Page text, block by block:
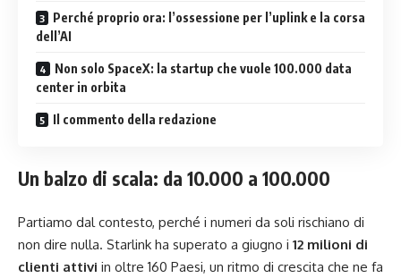
Perché proprio ora: l’ossessione per l’uplink e la corsa
dell’AI
Non solo SpaceX: la startup che vuole 100.000 data
center in orbita
Il commento della redazione
Un balzo di scala: da 10.000 a 100.000
Partiamo dal contesto, perché i numeri da soli rischiano di
non dire nulla. Starlink ha superato a giugno i 12 milioni di
clienti attivi in oltre 160 Paesi, un ritmo di crescita che ne fa